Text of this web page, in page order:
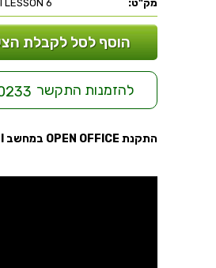
מק"ט: LESSON 6
הוסף לסל לקבלת
להזמנות התקשר
התקנת OPEN OFFICE במחשב RASPBERRY PI